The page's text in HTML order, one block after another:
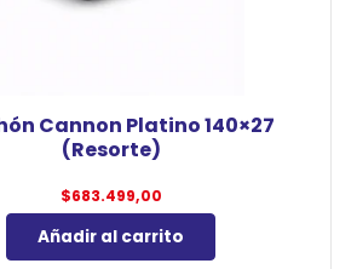
Cannon Platino 140×27
(Resorte)
$683.499,00
Añadir al carrito